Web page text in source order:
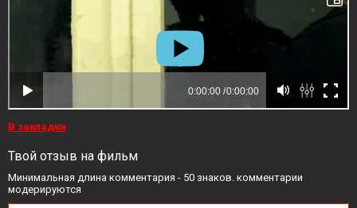
В закладки
Твой отзыв на фильм
Минимальная длина комментария - 50 знаков. комментарии
модерируются